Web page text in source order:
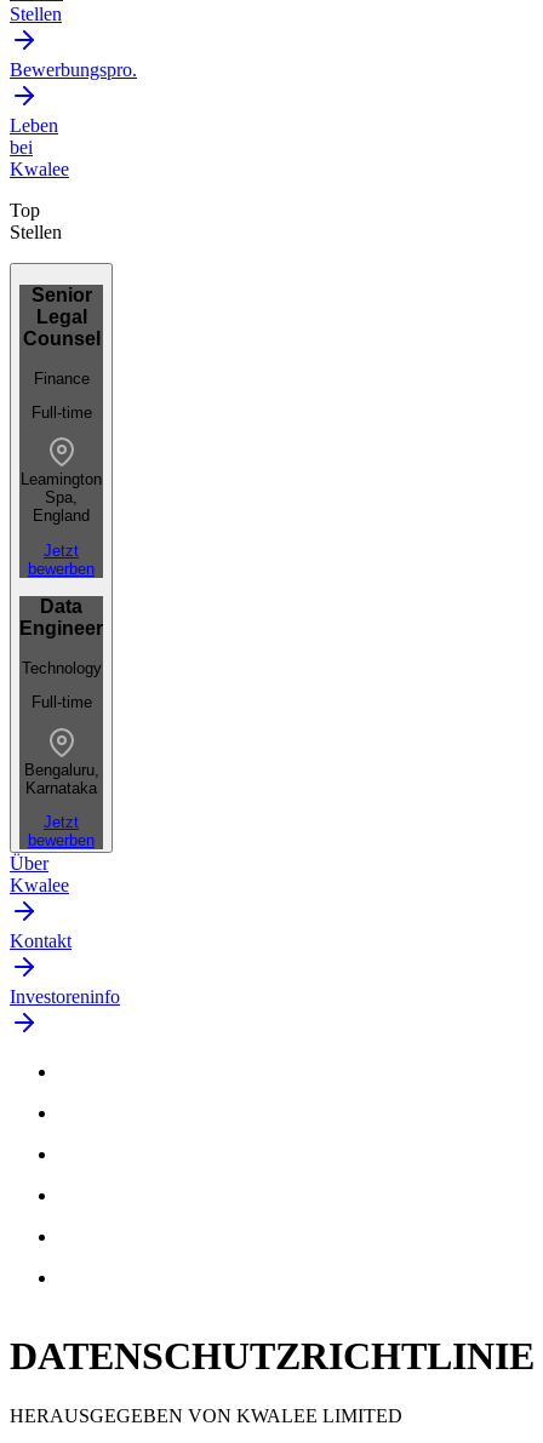
Stellen
Bewerbungspro.
Leben
bei
Kwalee
Top
Stellen
Senior
Legal
Counsel
Finance
Full-time
Leamington
Spa,
England
Jetzt
bewerben
Data
Engineer
Technology
Full-time
Bengaluru,
Karnataka
Jetzt
bewerben
Über
Kwalee
Kontakt
Investoreninfo
DATENSCHUTZRICHTLINIE
HERAUSGEGEBEN VON KWALEE LIMITED